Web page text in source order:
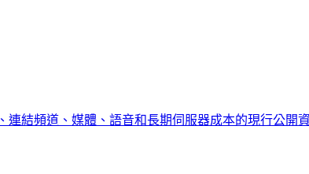
連結頻道、媒體、語音和長期伺服器成本的現行公開